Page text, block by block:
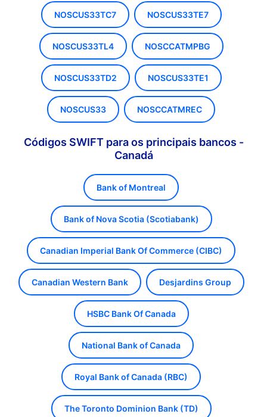
NOSCUS33TC7 NOSCUS33TE7
NOSCUS33TL4 NOSCCATMPBG
NOSCUS33TD2 NOSCUS33TE1
NOSCUS33 NOSCCATMREC
Códigos SWIFT para os principais bancos -
Canadá
Bank of Montreal
Bank of Nova Scotia (Scotiabank)
Canadian Imperial Bank Of Commerce (CIBC)
Canadian Western Bank Desjardins Group
HSBC Bank Of Canada
National Bank of Canada
Royal Bank of Canada (RBC)
The Toronto Dominion Bank (TD)